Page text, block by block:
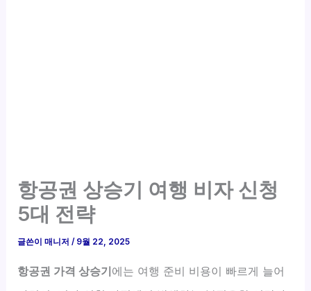
항공권 상승기 여행 비자 신청
5대 전략
글쓴이매니저/ 9월 22, 2025
항공권 가격 상승기에는 여행 준비 비용이 빠르게 늘어